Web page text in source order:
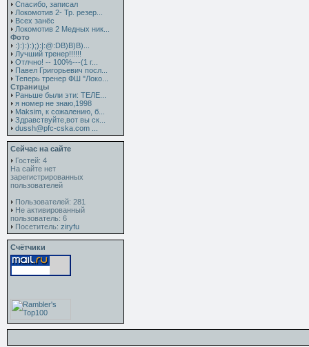
Спасибо, записал
Локомотив 2- Тр. резер...
Всех занёс
Локомотив 2 Медных ник...
Фото
:):):):);):|:@:DB)B)B)...
Лучший тренер!!!!!!
Отлчно! -- 100%---(1 г...
Павел Григорьевич посл...
Теперь тренер ФШ "Локо...
Страницы
Раньше были эти: ТЕЛЕ...
я номер не знаю,1998
Maksim, к сожалению, б...
Здравствуйте,вот вы ск...
dussh@pfc-cska.com ...
Сейчас на сайте
Гостей: 4
На сайте нет
зарегистрированных
пользователей
Пользователей: 281
Не активированный
пользователь: 6
Посетитель: ziryfu
Счётчики